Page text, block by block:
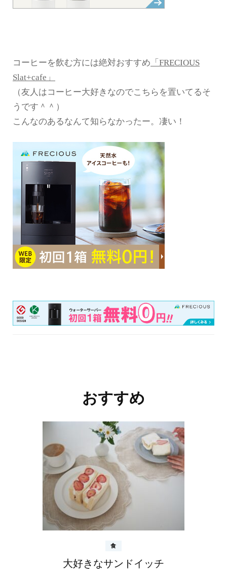
コーヒーを飲む方には絶対おすすめ 「FRECIOUS
Slat+cafe」
（友人はコーヒー大好きなのでこちらを置いてるそ
うです＾＾）
こんなのあるなんて知らなかったー。凄い！
おすすめ
食
大好きなサンドイッチ